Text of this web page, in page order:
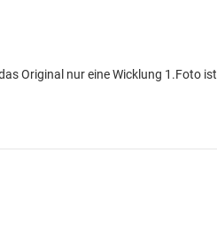
Original nur eine Wicklung 1.Foto ist